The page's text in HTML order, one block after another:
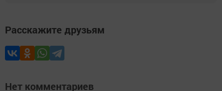
Расскажите друзьям
Нет комментариев